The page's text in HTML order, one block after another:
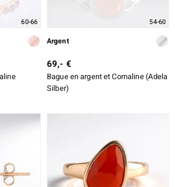
60-66 54-60
Argent
69,- €
Bague en argent et Cornaline (Adela
Silber)